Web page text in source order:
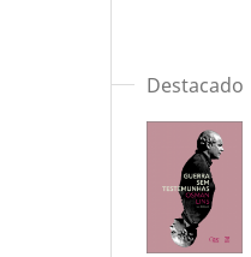
Destacado